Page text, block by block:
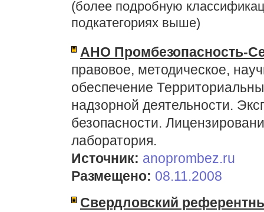
(более подробную
подкатегориях выше)
АНО Промбезопасность-
правовое, методическое,
обеспечение
надзорной деятельности.
безопасности.
лаборатория.
Источник: anoprombez.ru
Размещено: 08.11.2008
Свердловский